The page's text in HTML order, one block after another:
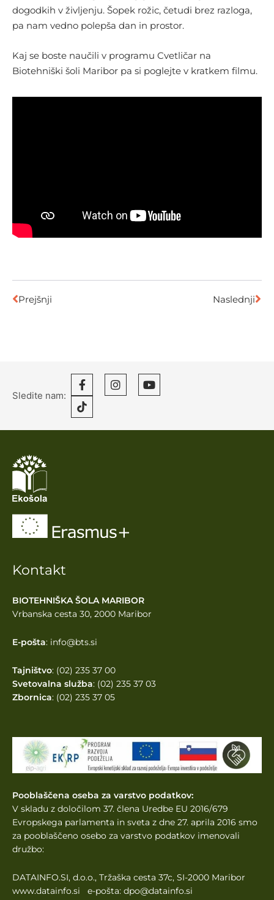
dogodkih v življenju. Šopek rožic, četudi brez razloga,
pa nam vedno polepša dan in prostor.
Kaj se boste naučili v programu Cvetličar na
Biotehniški šoli Maribor pa si poglejte v kratkem filmu.
Prejšnji Naslednji
Sledite nam:
Kontakt
BIOTEHNIŠKA ŠOLA MARIBOR
Vrbanska cesta 30, 2000 Maribor
E-pošta: info@bts.si
Tajništvo: (02) 235 37 00
Svetovalna služba: (02) 235 37 03
Zbornica: (02) 235 37 05
Pooblaščena oseba za varstvo podatkov:
V skladu z določilom 37. člena Uredbe EU 2016/679
Evropskega parlamenta in sveta z dne 27. aprila 2016 smo
za pooblaščeno osebo za varstvo podatkov imenovali
družbo:
DATAINFO.SI, d.o.o., Tržaška cesta 37c, SI-2000 Maribor
www.datainfo.si e-pošta: dpo@datainfo.si